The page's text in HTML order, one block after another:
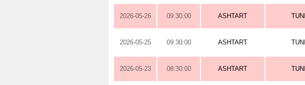
2026-05-26 09:30:00 ASHTART
2026-05-25 09:30:00 ASHTART
2026-05-23 08:30:00 ASHTART